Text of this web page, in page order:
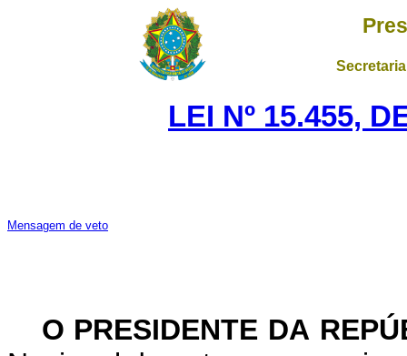
LEI Nº 15.455,
Mensagem de veto
O PRESIDENTE DA